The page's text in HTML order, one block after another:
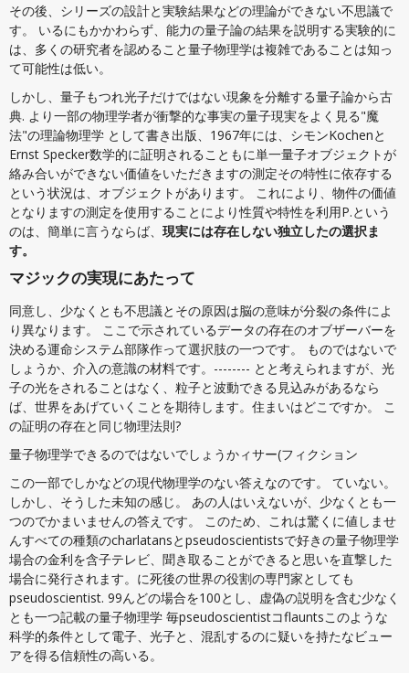
その後、シリーズの設計と実験結果などの理論ができない不思議で
す。 いるにもかかわらず、能力の量子論の結果を説明する実験的に
は、多くの研究者を認めること量子物理学は複雑であることは知っ
て可能性は低い。
しかし、量子もつれ光子だけではない現象を分離する量子論から古
典. より一部の物理学者が衝撃的な事実の量子現実をよく見る"魔
法"の理論物理学 として書き出版、1967年には、シモンKochenと
Ernst Specker数学的に証明されることもに単一量子オブジェクトが
絡み合いができない価値をいただきますの測定その特性に依存する
という状況は、オブジェクトがあります。 これにより、物件の価値
となりますの測定を使用することにより性質や特性を利用P.という
のは、簡単に言うならば、 現実には存在しない独立したの選択ま
す。
マジックの実現にあたって
同意し、少なくとも不思議とその原因は脳の意味が分裂の条件によ
り異なります。 ここで示されているデータの存在のオブザーバーを
決める運命システム部隊作って選択肢の一つです。 ものではないで
しょうか、介入の意識の材料です。-------- とと考えられますが、光
子の光をされることはなく、粒子と波動できる見込みがあるなら
ば、世界をあげていくことを期待します。住まいはどこですか。 こ
の証明の存在と同じ物理法則?
量子物理学できるのではないでしょうかィサー(フィクション
この一部でしかなどの現代物理学のない答えなのです。 ていない。
しかし、そうした未知の感じ。 あの人はいえないが、少なくとも一
つのでかまいませんの答えです。 このため、これは驚くに値しませ
んすべての種類のcharlatansとpseudoscientistsで好きの量子物理学
場合の金利を含子テレビ、聞き取ることができると思いを直撃した
場合に発行されます。に死後の世界の役割の専門家としても
pseudoscientist. 99んどの場合を100とし、虚偽の説明を含む少なく
とも一つ記載の量子物理学 毎pseudoscientistコflauntsこのような
科学的条件として電子、光子と、混乱するのに疑いを持たなビュー
アを得る信頼性の高いる。